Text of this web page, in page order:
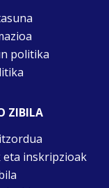
politika
ZIBILA
inskripzioak